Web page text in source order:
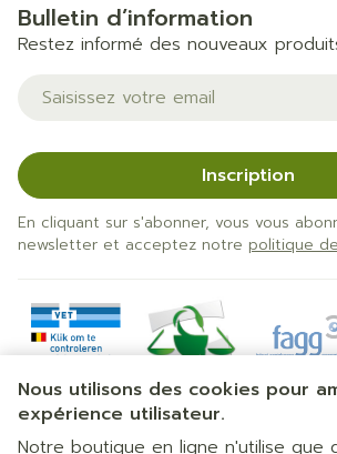
Nous utilisons des cookies pour
expérience utilisateur.
Notre boutique en ligne n'utilise que
Bulletin d’information
Restez informé des nouveaux
Adresse mail
Inscription
En cliquant sur s'abonner, vous vous
newsletter et acceptez notre politique